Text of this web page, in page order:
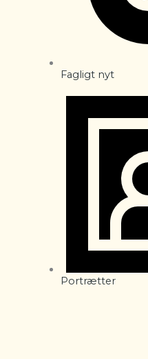
Fagligt nyt
Portrætter